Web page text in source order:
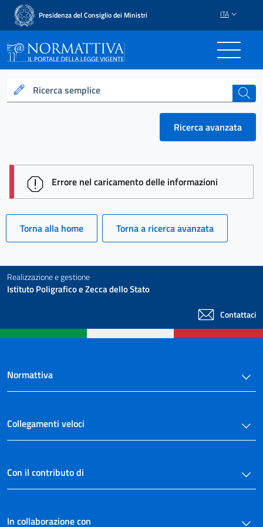
Presidenza del Consiglio dei Ministri ITA
Normattiva - Il portale
Ricerca semplice cerca
Ricerca avanzata
session id:
Errore nel caricamento delle informazioni
Torna alla home Torna a ricerca avanzata
Realizzazione e gestione
Istituto Poligrafico e Zecca dello Stato
Contattaci
Normattiva
Collegamenti veloci
Con il contributo di
In collaborazione con